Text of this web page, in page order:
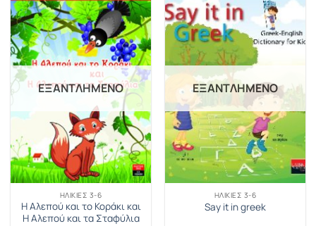
ΕΞΑΝΤΛΗΜΈΝΟ
ΗΛΙΚΊΕΣ 3-6
Η Αλεπού και το Κοράκι και
Η Αλεπού και τα Σταφύλια
ΕΞΑΝΤΛΗΜΈΝΟ
ΗΛΙΚΊΕΣ 3-6
Say it in greek